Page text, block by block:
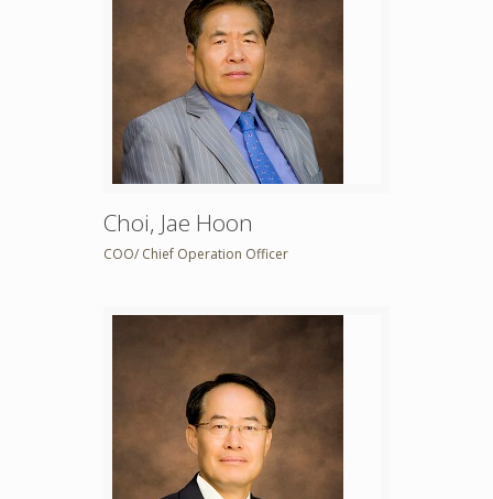
Choi, Jae Hoon
COO/ Chief Operation Officer